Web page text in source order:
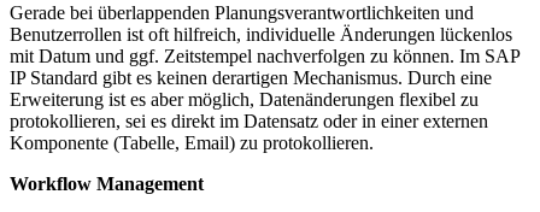
Gerade bei überlappenden Planungsverantwortlichkeiten und
Benutzerrollen ist oft hilfreich, individuelle Änderungen lückenlos
mit Datum und ggf. Zeitstempel nachver­folgen zu können. Im SAP
IP Standard gibt es keinen derartigen Mechanismus. Durch eine
Erweiterung ist es aber möglich, Datenänderungen flexibel zu
protokollieren, sei es direkt im Datensatz oder in einer externen
Komponente (Tabelle, Email) zu protokollieren.
Workflow Management